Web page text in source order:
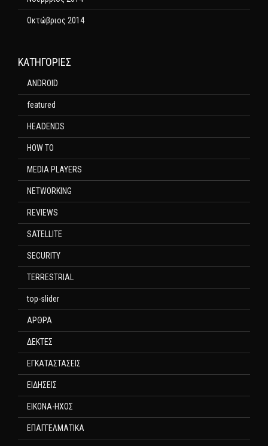
Οκτώβριος 2014
KΑΤΗΓΟΡΊΕΣ
ANDROID
featured
HEADENDS
HOW TO
MEDIA PLAYERS
NETWORKING
REVIEWS
SATELLITE
SECURITY
TERRESTRIAL
top-slider
ΑΡΘΡΑ
ΔΕΚΤΕΣ
ΕΓΚΑΤΑΣΤΑΣΕΙΣ
ΕΙΔΗΣΕΙΣ
ΕΙΚΟΝΑ-ΗΧΟΣ
ΕΠΑΓΓΕΛΜΑΤΙΚΑ